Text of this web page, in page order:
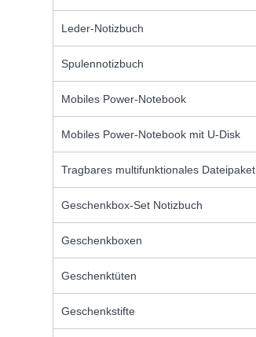
Leder-Notizbuch
Spulennotizbuch
Mobiles Power-Notebook
Mobiles Power-Notebook mit U-Disk
Tragbares multifunktionales Dateipaket
Geschenkbox-Set Notizbuch
Geschenkboxen
Geschenktüten
Geschenkstifte